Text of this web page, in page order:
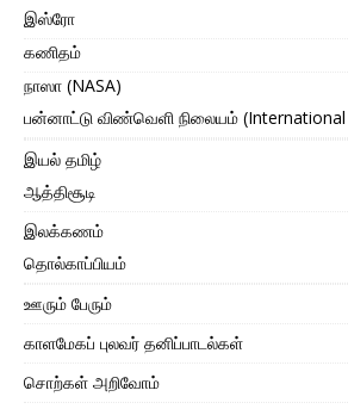
இஸ்ரோ
கணிதம்
நாஸா (NASA)
பன்னாட்டு விண்வெளி நிலையம் (International
இயல் தமிழ்
ஆத்திசூடி
இலக்கணம்
தொல்காப்பியம்
ஊரும் பேரும்
காளமேகப் புலவர் தனிப்பாடல்கள்
சொற்கள் அறிவோம்